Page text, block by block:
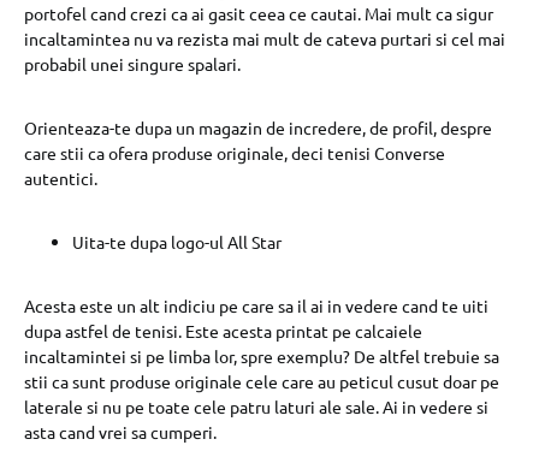
portofel cand crezi ca ai gasit ceea ce cautai. Mai mult ca sigur
incaltamintea nu va rezista mai mult de cateva purtari si cel mai
probabil unei singure spalari.
Orienteaza-te dupa un magazin de incredere, de profil, despre
care stii ca ofera produse originale, deci tenisi Converse
autentici.
Uita-te dupa logo-ul All Star
Acesta este un alt indiciu pe care sa il ai in vedere cand te uiti
dupa astfel de tenisi. Este acesta printat pe calcaiele
incaltamintei si pe limba lor, spre exemplu? De altfel trebuie sa
stii ca sunt produse originale cele care au peticul cusut doar pe
laterale si nu pe toate cele patru laturi ale sale. Ai in vedere si
asta cand vrei sa cumperi.